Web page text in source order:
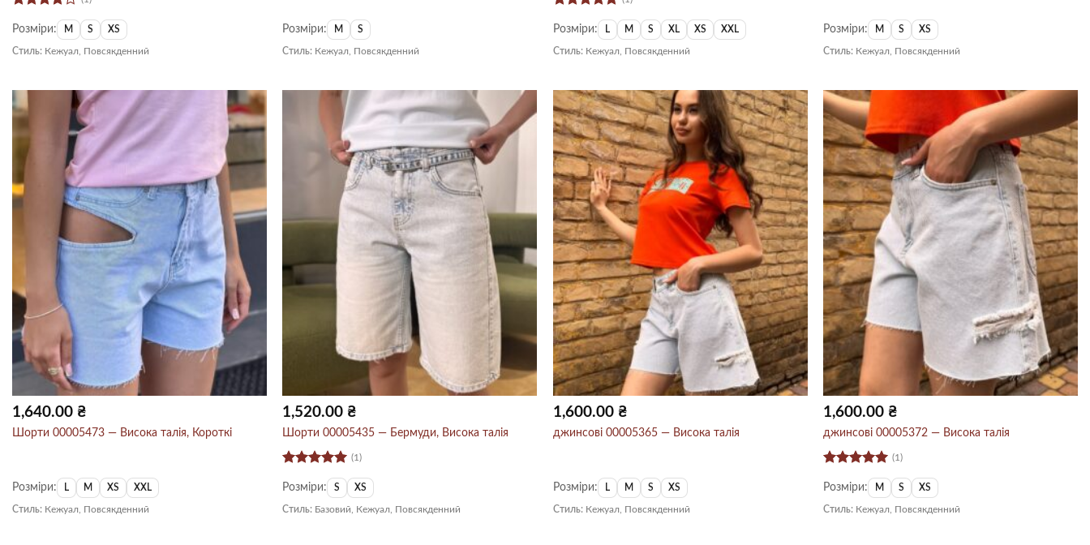
в4з 5
Розміри: M S XS
Стиль: Кежуал, Повсякденний
Розміри: M S
Стиль: Кежуал, Повсякденний
Оцінено в
5з 5
Розміри: L M S XL XS XXL
Стиль: Кежуал, Повсякденний
Розміри: M S XS
Стиль: Кежуал, Повсякденний
1,640.00 ₴
Шорти 00005473 — Висока талія, Короткі
Розміри: L M XS XXL
Стиль: Кежуал, Повсякденний
1,520.00 ₴
Шорти 00005435 — Бермуди, Висока талія
Оцінено в
5з 5
(1)
Розміри: S XS
Стиль: Базовий, Кежуал, Повсякденний
1,600.00 ₴
джинсові 00005365 — Висока талія
Розміри: L M S XS
Стиль: Кежуал, Повсякденний
1,600.00 ₴
джинсові 00005372 — Висока талія
Оцінено в
5з 5
(1)
Розміри: M S XS
Стиль: Кежуал, Повсякденний